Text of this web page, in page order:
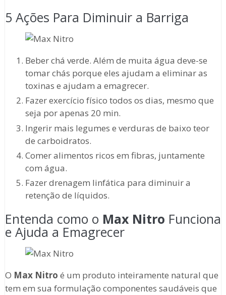
5 Ações Para Diminuir a Barriga
Beber chá verde. Além de muita água deve-se
tomar chás porque eles ajudam a eliminar as
toxinas e ajudam a emagrecer.
Fazer exercício físico todos os dias, mesmo que
seja por apenas 20 min.
Ingerir mais legumes e verduras de baixo teor
de carboidratos.
Comer alimentos ricos em fibras, juntamente
com água.
Fazer drenagem linfática para diminuir a
retenção de líquidos.
Entenda como o Max Nitro Funciona
e Ajuda a Emagrecer
O Max Nitro é um produto inteiramente natural que
tem em sua formulação componentes saudáveis que